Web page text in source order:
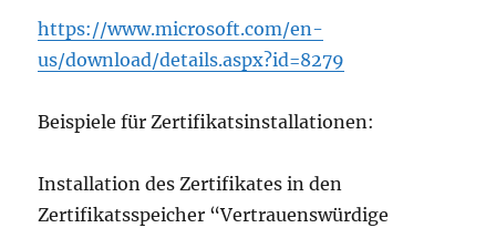
https://www.microsoft.com/en-
us/download/details.aspx?id=8279
Beispiele für Zertifikatsinstallationen:
Installation des Zertifikates in den
Zertifikatsspeicher “Vertrauenswürdige